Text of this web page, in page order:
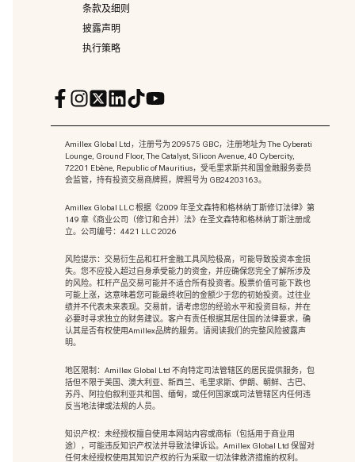
条款及细则
披露声明
执行策略
Amillex Global Ltd，注册号为 209575 GBC，注册地址为 The Cyberati
Lounge, Ground Floor, The Catalyst, Silicon Avenue, 40 Cybercity,
72201 Ebène, Republic of Mauritius，受毛里求斯共和国金融服务委员
会监管，持有投资交易商牌照，牌照号为 GB24203163。
Amillex Global LLC 根据《2009 年圣文森特和格林纳丁斯修订法律》第
149 章《商业公司（修订和合并）法》在圣文森特和格林纳丁斯注册成
立。公司编号：4421 LLC 2026
风险提示：交易衍生品和杠杆金融工具风险极高，可能导致投资本金损
失。您不应投入超过自身承受能力的资金，并应确保您完全了解所涉及
的风险。杠杆产品交易可能并不适合所有投资者。股票价值可能下跌也
可能上涨，这意味着您可能最终收回的金额少于您的初始投资。过往业
绩并不代表未来表现。交易前，请考虑您的经验水平和投资目标，并在
必要时寻求独立的财务建议。客户有责任根据其居住国的法律要求，确
认其是否有权使用Amillex品牌的服务。请阅读我们的完整风险披露声
明。
地区限制：Amillex Global Ltd 不向特定司法管辖区的居民提供服务，包
括但不限于美国、澳大利亚、新西兰、毛里求斯、伊朗、朝鲜、古巴、
苏丹、阿拉伯叙利亚共和国、缅甸，或任何国家或司法管辖区内任何违
反当地法律或法规的人员。
知识产权：未经授权擅自使用本网站内容或商标（包括用于商业用
途），可能违反知识产权法并导致法律诉讼。Amillex Global Ltd 保留对
任何未经授权使用其知识产权的行为采取一切法律救济措施的权利。